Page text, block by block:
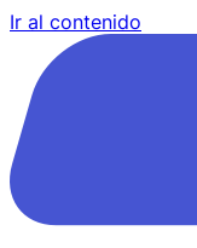
Ir al contenido